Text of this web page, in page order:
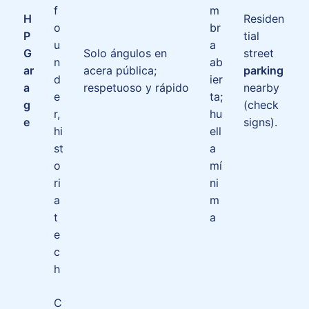
H
P
G
ar
a
g
e
f
o
u
n
d
e
r,
hi
st
o
ri
a
t
e
c
h
Solo ángulos en
acera pública;
respetuoso y rápido
m
br
a
ab
ier
ta;
hu
ell
a
mí
ni
m
a
Residen
tial
street
parking
nearby
(check
signs).
C